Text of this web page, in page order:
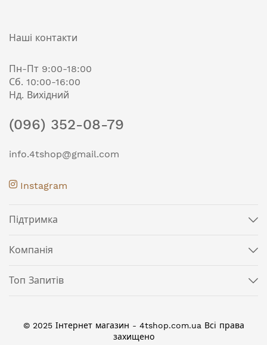
Наші контакти
Пн-Пт 9:00-18:00
Сб. 10:00-16:00
Нд. Вихідний
(096) 352-08-79
info.4tshop@gmail.com
Instagram
Підтримка
Компанія
Топ Запитів
© 2025 Інтернет магазин - 4tshop.com.ua Всі права
захищено